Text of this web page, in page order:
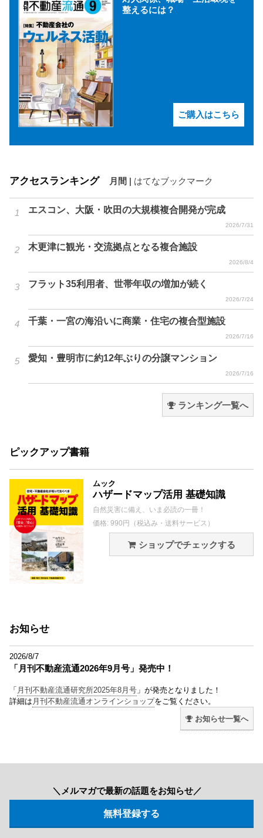
整えるには？
ご購入はこちら
アクセスランキング 月間 はてなブックマーク
エスコン、大阪・吹田の大規模複合開発が完成
2026/7/31
木更津に観光・交流拠点となる複合施設
2026/8/4
フラット35利用者、世帯年収の増加が続く
2026/7/24
千葉・一宮の海沿いに商業・住宅の複合型施設
2026/7/16
愛知・豊明市に約12年ぶりの分譲マンション
2026/7/16
ランキング一覧へ
ピックアップ書籍
ムック
ハザードマップ活用 基礎知識
自然災害に備え、いま必読の一冊！
価格: 990円（税込み・送料サービス）
ショップでチェックする
お知らせ
2026/8/7
「月刊不動産流通2026年9月号」発売中！
「 月刊不動産流通研究所2025年8月号 」が発売となりました！
詳細は 月刊不動産流通オンラインショップをご覧ください。
お知らせ一覧へ
＼メルマガで最新の話題をお知らせ／